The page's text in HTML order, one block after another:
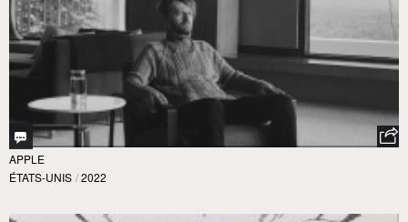
APPLE
ÉTATS-UNIS / 2022